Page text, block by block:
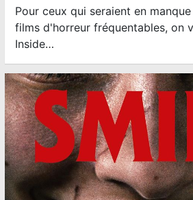
Pour ceux qui seraient en
films d'horreur fréquentables, on
Inside…